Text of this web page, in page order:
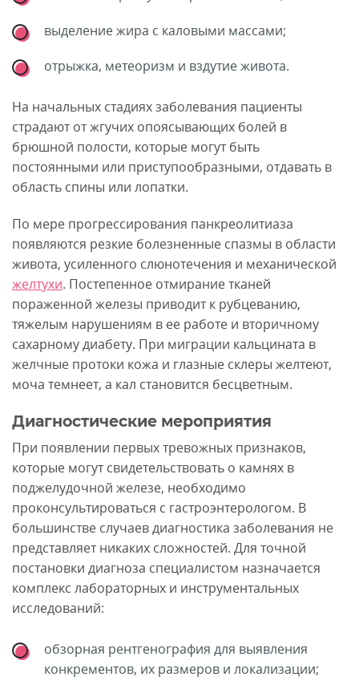
выделение жира с каловыми массами;
отрыжка, метеоризм и вздутие живота.
На начальных стадиях заболевания пациенты
страдают от жгучих опоясывающих болей в
брюшной полости, которые могут быть
постоянными или приступообразными, отдавать в
область спины или лопатки.
По мере прогрессирования панкреолитиаза
появляются резкие болезненные спазмы в области
живота, усиленного слюнотечения и механической
желтухи. Постепенное отмирание тканей
пораженной железы приводит к рубцеванию,
тяжелым нарушениям в ее работе и вторичному
сахарному диабету. При миграции кальцината в
желчные протоки кожа и глазные склеры желтеют,
моча темнеет, а кал становится бесцветным.
Диагностические мероприятия
При появлении первых тревожных признаков,
которые могут свидетельствовать о камнях в
поджелудочной железе, необходимо
проконсультироваться с гастроэнтерологом. В
большинстве случаев диагностика заболевания не
представляет никаких сложностей. Для точной
постановки диагноза специалистом назначается
комплекс лабораторных и инструментальных
исследований:
обзорная рентгенография для выявления
конкрементов, их размеров и локализации;